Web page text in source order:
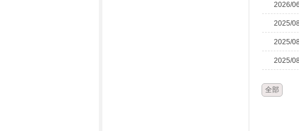
2026/
2025/
2025/
2025/
全部